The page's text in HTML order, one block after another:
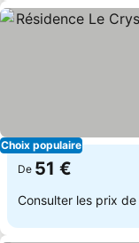
Choix populaire
De 51 €
Consulter les prix de